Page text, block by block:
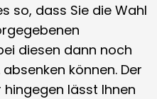
so, dass Sie die Wahl
diesen dann noch
können. Der
lässt Ihnen